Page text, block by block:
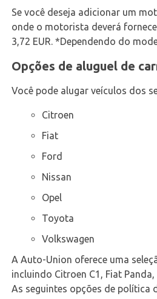
Se você deseja adicionar um
onde o motorista deverá
3,72 EUR. *Dependendo do
Opções de aluguel de
Você pode alugar veículos dos
Citroen
Fiat
Ford
Nissan
Opel
Toyota
Volkswagen
A Auto-Union oferece uma
incluindo Citroen C1, Fiat
As seguintes opções de política